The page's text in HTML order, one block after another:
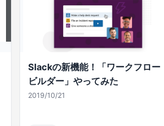
Slackの新機能！「ワークフロー
ビルダー」やってみた
2019/10/21